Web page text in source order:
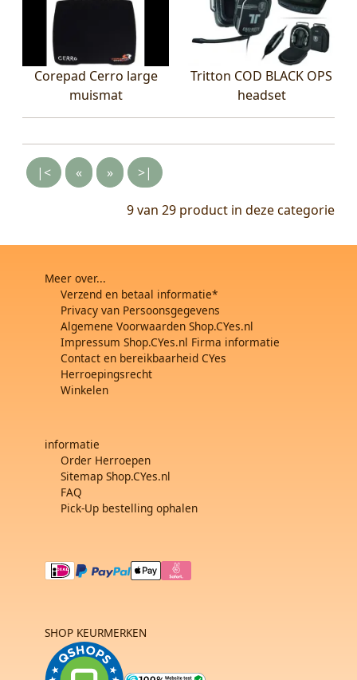
Corepad Cerro large
muismat
Tritton COD BLACK OPS
headset
|< « » >|
9 van 29 product in deze categorie
Meer over...
Verzend en betaal informatie*
Privacy van Persoonsgegevens
Algemene Voorwaarden Shop.CYes.nl
Impressum Shop.CYes.nl Firma informatie
Contact en bereikbaarheid CYes
Herroepingsrecht
Winkelen
informatie
Order Herroepen
Sitemap Shop.CYes.nl
FAQ
Pick-Up bestelling ophalen
SHOP KEURMERKEN